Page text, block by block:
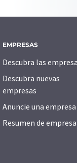
EMPRESAS
Descubra las
Descubra nuevas
empresas
Anuncie una empresa
Resumen de